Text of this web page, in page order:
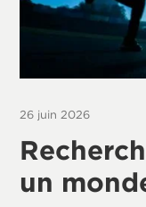
26 juin 2026
un